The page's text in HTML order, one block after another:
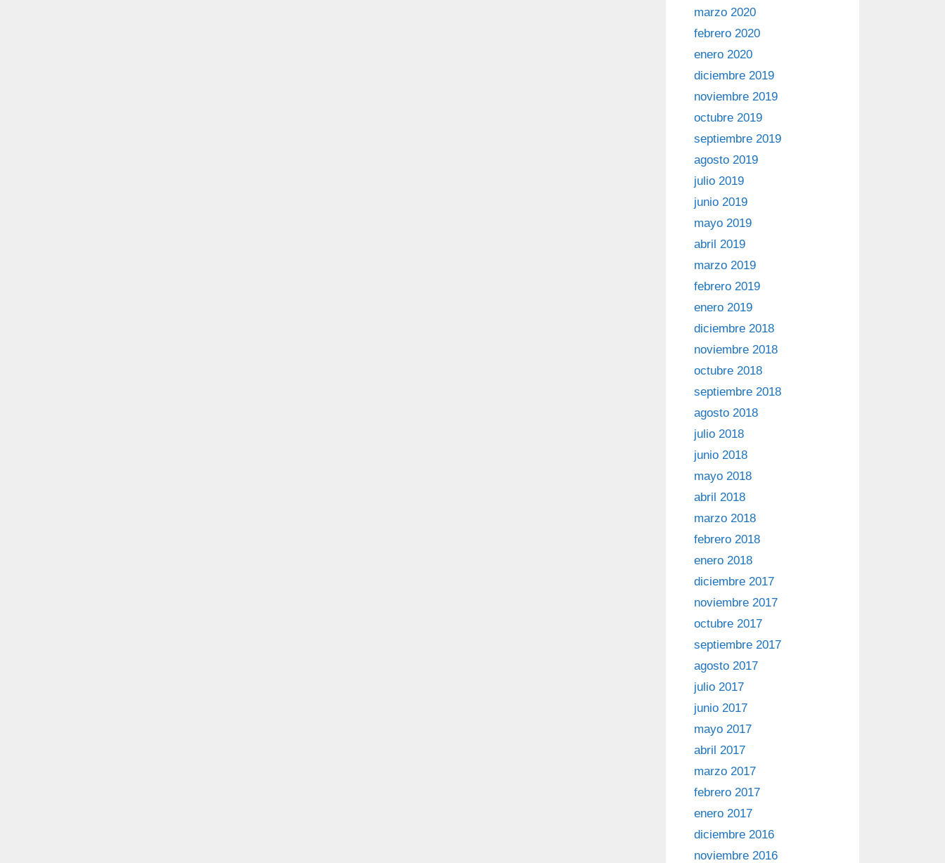
marzo 2020
febrero 2020
enero 2020
diciembre 2019
noviembre 2019
octubre 2019
septiembre 2019
agosto 2019
julio 2019
junio 2019
mayo 2019
abril 2019
marzo 2019
febrero 2019
enero 2019
diciembre 2018
noviembre 2018
octubre 2018
septiembre 2018
agosto 2018
julio 2018
junio 2018
mayo 2018
abril 2018
marzo 2018
febrero 2018
enero 2018
diciembre 2017
noviembre 2017
octubre 2017
septiembre 2017
agosto 2017
julio 2017
junio 2017
mayo 2017
abril 2017
marzo 2017
febrero 2017
enero 2017
diciembre 2016
noviembre 2016